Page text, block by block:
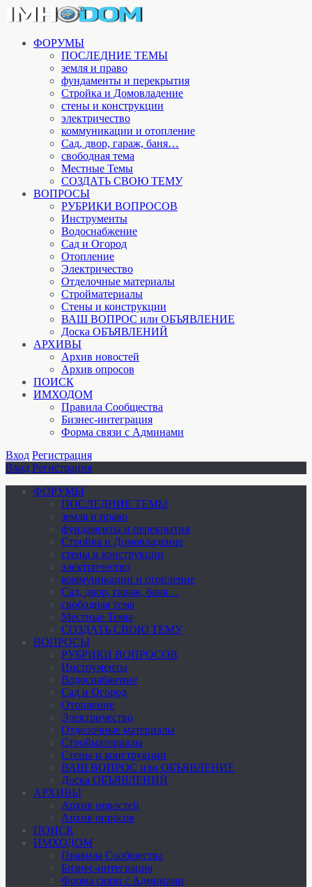
ФОРУМЫ
ПОСЛЕДНИЕ ТЕМЫ
земля и право
фундаменты и перекрытия
Стройка и Домовладение
стены и конструкции
электричество
коммуникации и отопление
Cад, двор, гараж, баня…
свободная тема
Местные Темы
СОЗДАТЬ СВОЮ ТЕМУ
ВОПРОСЫ
РУБРИКИ ВОПРОСОВ
Инструменты
Водоснабжение
Сад и Огород
Отопление
Электричество
Отделочные материалы
Стройматериалы
Стены и конструкции
ВАШ ВОПРОС или ОБЪЯВЛЕНИЕ
Доска ОБЪЯВЛЕНИЙ
АРХИВЫ
Архив новостей
Архив опросов
ПОИСК
ИМХОДОМ
Правила Сообщества
Бизнес-интеграция
Форма связи с Админами
Вход Регистрация
Вход Регистрация
ФОРУМЫ
ПОСЛЕДНИЕ ТЕМЫ
земля и право
фундаменты и перекрытия
Стройка и Домовладение
стены и конструкции
электричество
коммуникации и отопление
Cад, двор, гараж, баня…
свободная тема
Местные Темы
СОЗДАТЬ СВОЮ ТЕМУ
ВОПРОСЫ
РУБРИКИ ВОПРОСОВ
Инструменты
Водоснабжение
Сад и Огород
Отопление
Электричество
Отделочные материалы
Стройматериалы
Стены и конструкции
ВАШ ВОПРОС или ОБЪЯВЛЕНИЕ
Доска ОБЪЯВЛЕНИЙ
АРХИВЫ
Архив новостей
Архив опросов
ПОИСК
ИМХОДОМ
Правила Сообщества
Бизнес-интеграция
Форма связи с Админами